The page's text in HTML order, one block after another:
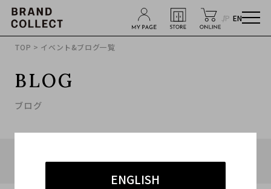
JP EN
ENGLISH
TOP > イベント&ブログ一覧
BLOG
ブログ